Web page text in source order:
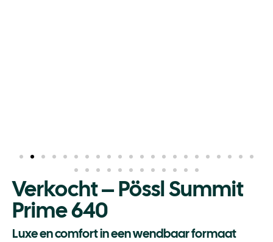
Verkocht – Pössl Summit
Prime 640
Luxe en comfort in een wendbaar formaat